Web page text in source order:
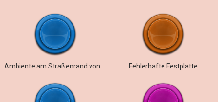
Fehlerhafte Festplatte